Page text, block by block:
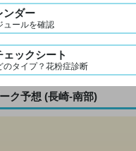
ンダー
ュールを確認
ックシート
のタイプ？花粉症診断
ク予想 (長崎-南部)